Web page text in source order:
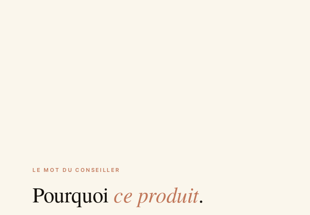
LE MOT DU CONSEILLER
Pourquoi ce produit.